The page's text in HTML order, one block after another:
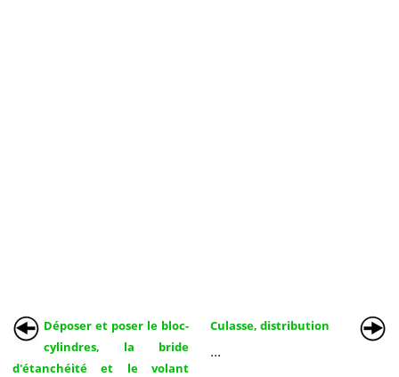
Déposer et poser le bloc-
cylindres, la bride
d'étanchéité et le volant
Culasse, distribution
...